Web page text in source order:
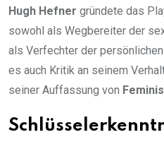
Hugh Hefner gründete das
sowohl als Wegbereiter der
als Verfechter der
es auch Kritik an seinem
seiner Auffassung von